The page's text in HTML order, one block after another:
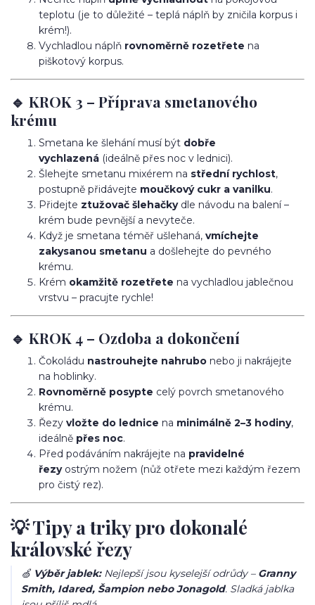
teplotu (je to důležité – teplá náplň by zničila korpus i
krém!).
Vychladlou náplň rovnoměrně rozetřete na
piškotový korpus.
🔹 KROK 3 – Příprava smetanového
krému
Smetana ke šlehání musí být dobře
vychlazená (ideálně přes noc v lednici).
Šlehejte smetanu mixérem na střední rychlost,
postupně přidávejte moučkový cukr a vanilku.
Přidejte ztužovač šlehačkydle návodu na balení –
krém bude pevnější a nevyteče.
Když je smetana téměř ušlehaná, vmíchejte
zakysanou smetanu a došlehejte do pevného
krému.
Krém okamžitě rozetřete na vychladlou jablečnou
vrstvu – pracujte rychle!
🔹 KROK 4 – Ozdoba a dokončení
Čokoládu nastrouhejte nahrubo nebo ji nakrájejte
na hoblinky.
Rovnoměrně posypte celý povrch smetanového
krému.
Řezy vložte do lednice na minimálně 2–3 hodiny,
ideálně přes noc.
Před podáváním nakrájejte na pravidelné
řezyostrým nožem (nůž otřete mezi každým řezem
pro čistý rez).
💡 Tipy a triky pro dokonalé
královské řezy
🍏 Výběr jablek:Nejlepší jsou kyselejší odrůdy – Granny
Smith, Idared, Šampion nebo Jonagold. Sladká jablka